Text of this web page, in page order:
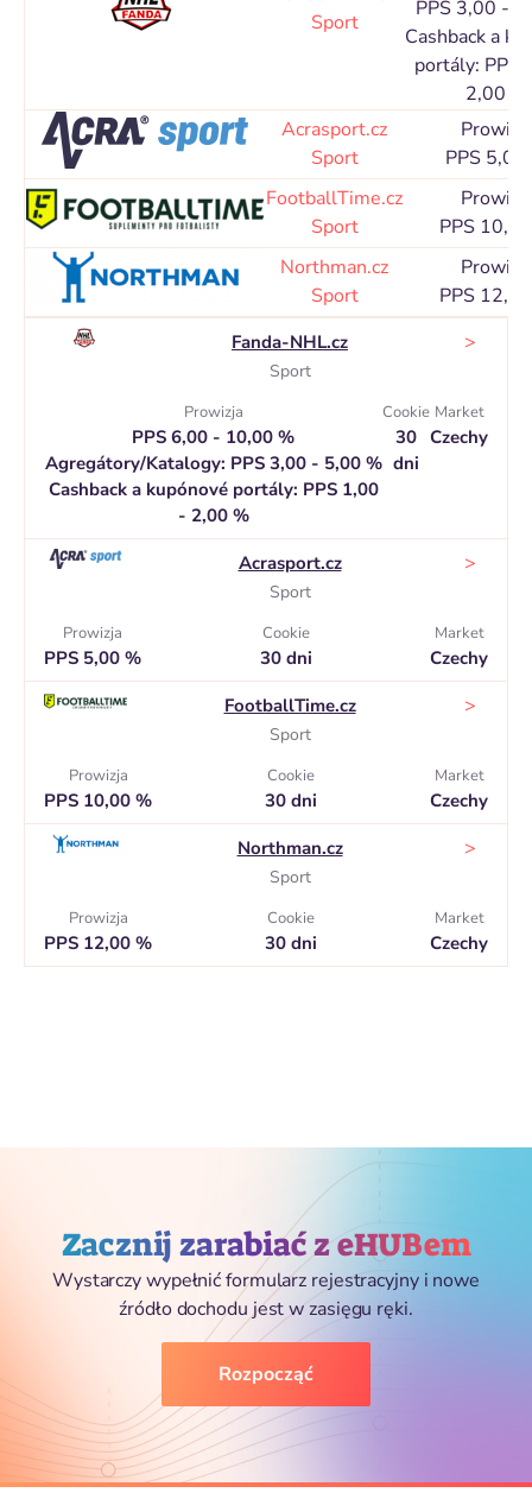
Sport
PPS 3,00 -
Cashback a
portály: PPS
2,00 %
Acrasport.cz
Sport
Prowizja
PPS 5,00
FootballTime.cz
Sport
Prowizja
PPS
Northman.cz
Sport
Prowizja
PPS
Fanda-NHL.cz
Sport
>
Prowizja
PPS 6,00 - 10,00 %
Agregátory/Katalogy: PPS 3,00 - 5,00 %
Cashback a kupónové portály: PPS 1,00
- 2,00 %
Cookie
30
dni
Market
Czechy
Acrasport.cz
Sport
>
Prowizja
PPS 5,00 %
Cookie
30 dni
Market
Czechy
FootballTime.cz
Sport
>
Prowizja
PPS 10,00 %
Cookie
30 dni
Market
Czechy
Northman.cz
Sport
>
Prowizja
PPS 12,00 %
Cookie
30 dni
Market
Czechy
Zacznij zarabiać z eHUBem
Wystarczy wypełnić formularz rejestracyjny i nowe
źródło dochodu jest w zasięgu ręki.
Rozpocząć